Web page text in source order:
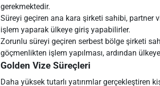
gerekmektedir.
Süreyi geçiren ana kara şirketi sahibi, partner
işlem yaparak ülkeye giriş yapabilirler.
Zorunlu süreyi geçiren serbest bölge şirketi
göçmenlikten işlem yapılması, ardından
Golden Vize Süreçleri
Daha yüksek tutarlı yatırımlar gerçekleştiren